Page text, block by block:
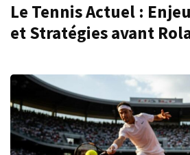
Le Tennis Actuel :
et Stratégies avant